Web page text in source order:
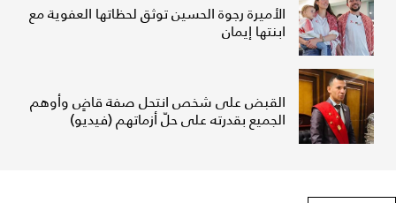
الأميرة رجوة الحسين توثق لحظاتها العفوية مع
ابنتها إيمان
القبض على شخص انتحل صفة قاضٍ وأوهم
الجميع بقدرته على حلّ أزماتهم (فيديو)